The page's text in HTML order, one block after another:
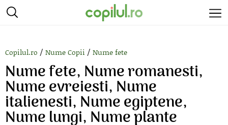
Copilul.ro / Nume Copii / Nume fete
Nume fete, Nume romanesti,
Nume evreiesti, Nume
italienesti, Nume egiptene,
Nume lungi, Nume plante